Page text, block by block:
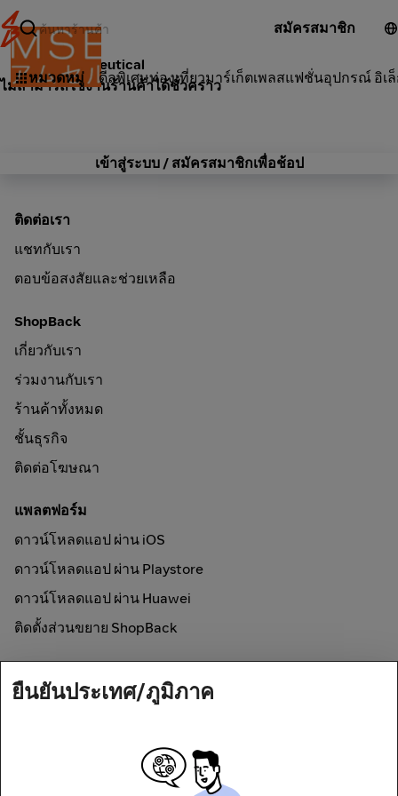
สมัครสมาชิก
หมวดหมู่ ดีลพิเศษท่องเที่ยวมาร์เก็ตเพลสแฟชั่นอุปกรณ์ อิเ
Amsel Nutraceutical
ไม่สามารถใช้งานร้านค้าได้ชั่วคราว
เข้าสู่ระบบ / สมัครสมาชิกเพื่อช้อป
ติดต่อเรา
แชทกับเรา
ตอบข้อสงสัยและช่วยเหลือ
ShopBack
เกี่ยวกับเรา
ร่วมงานกับเรา
ร้านค้าทั้งหมด
ชั้นธุรกิจ
ติดต่อโฆษณา
แพลตฟอร์ม
ดาวน์โหลดแอป ผ่าน iOS
ดาวน์โหลดแอป ผ่าน Playstore
ดาวน์โหลดแอป ผ่าน Huawei
ติดตั้งส่วนขยาย ShopBack
ช้อปออนไลน์และรับเงินคืน
ยืนยันประเทศ/ภูมิภาค